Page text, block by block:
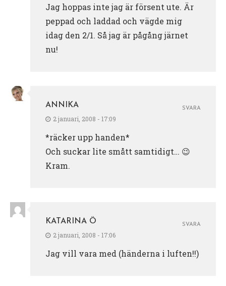
Jag hoppas inte jag är försent ute. Är
peppad och laddad och vägde mig
idag den 2/1. Så jag är pågång järnet
nu!
ANNIKA
2 januari, 2008 - 17:09
*räcker upp handen*
Och suckar lite smått samtidigt… 😉
Kram.
SVARA
KATARINA Ö
2 januari, 2008 - 17:06
Jag vill vara med (händerna i luften!!)
SVARA